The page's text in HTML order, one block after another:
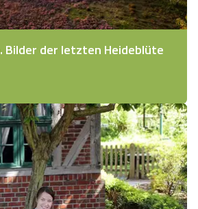
Bilder der letzten Heideblüte